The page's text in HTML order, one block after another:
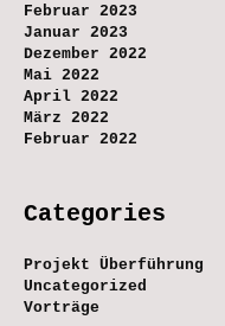
Februar 2023
Januar 2023
Dezember 2022
Mai 2022
April 2022
März 2022
Februar 2022
Categories
Projekt Überführung
Uncategorized
Vorträge